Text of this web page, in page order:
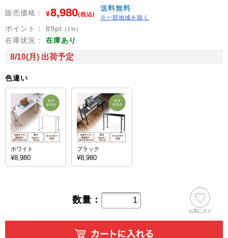
販売価格： ¥8,980(税込)
送料無料
※一部地域を除く
ポイント： 89pt (1%)
在庫状況： 在庫あり
8/10(月) 出荷予定
色違い
ホワイト
¥8,980
ブラック
¥8,980
数量：
お気に入り